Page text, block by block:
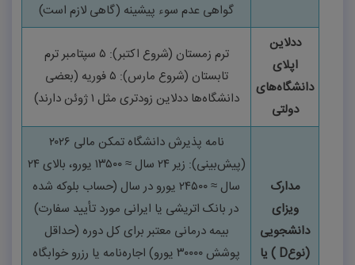
گواهی عدم سوء پیشینه (گاهی لازم است)
ددلاین
اپلای
دانشگاه‌های
دولتی
ترم زمستان (شروع اکتبر): ۵ سپتامبر ترم
تابستان (شروع مارس): ۵ فوریه (بعضی
دانشگاه‌ها ددلاین زودتری مثل ۱ژوئن دارند)
مدارک
ویزای
دانشجویی
(نوعD
) یا
نامه پذیرش دانشگاه تمکن مالی ۲۰۲۶
(پیش‌بینی): زیر۲۴ سال ≈۱۳۵۰۰ یورو، بالای ۲۴
سال ≈۲۴۵۰۰ یورو در سال (حساب بلوکه شده
در بانک اتریشی یا ایرانی مورد تأیید سفارت)
بیمه درمانی معتبر برای کل دوره (حداقل
پوشش ۳۰۰۰۰ یورو) اجاره‌نامه یا رزرو خوابگاه